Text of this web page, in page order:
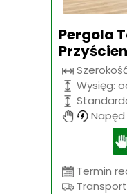
Pergola
Wysięg:
Termin